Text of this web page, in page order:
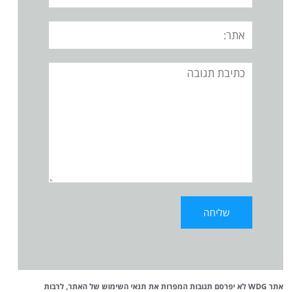
אתר:
תגובה
אתר WDG לא יפרסם תגובות המפרות את תנאי השימוש של האתר, לרבות